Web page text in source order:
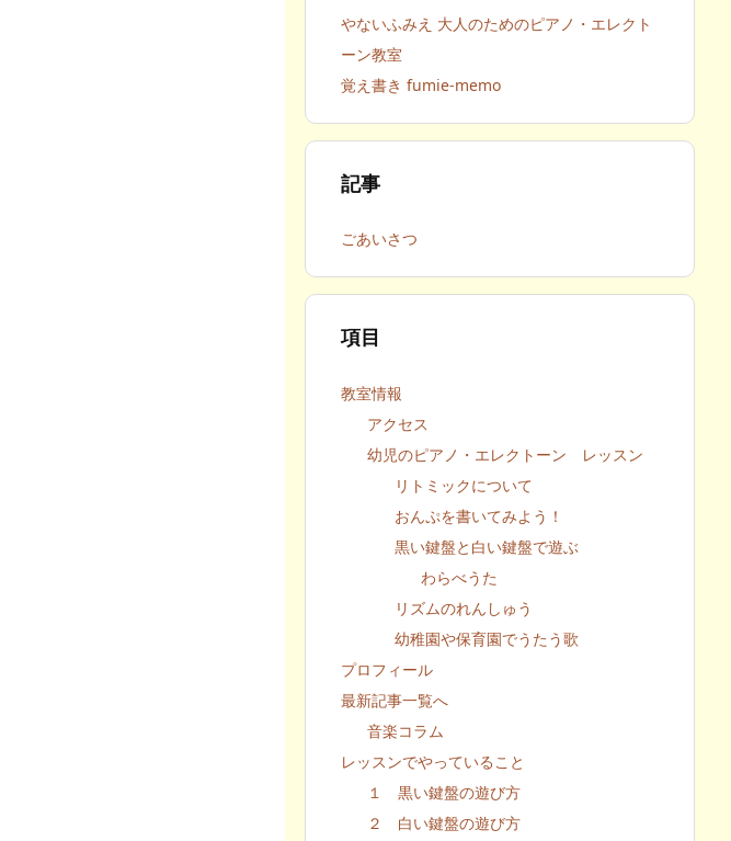
やないふみえ 大人のためのピアノ・エレクト
ーン教室
覚え書き fumie-memo
記事
ごあいさつ
項目
教室情報
アクセス
幼児のピアノ・エレクトーン レッスン
リトミックについて
おんぷを書いてみよう！
黒い鍵盤と白い鍵盤で遊ぶ
わらべうた
リズムのれんしゅう
幼稚園や保育園でうたう歌
プロフィール
最新記事一覧へ
音楽コラム
レッスンでやっていること
１ 黒い鍵盤の遊び方
２ 白い鍵盤の遊び方